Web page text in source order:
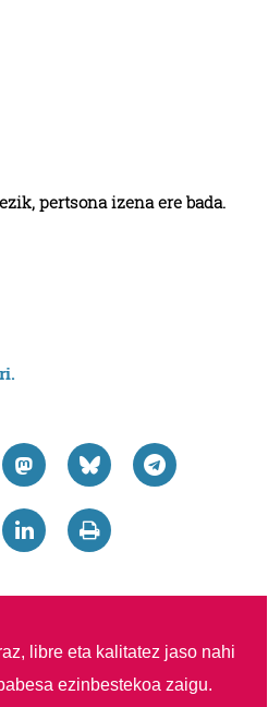
pertsona izena ere bada.
libre eta kalitatez jaso nahi
ezinbestekoa zaigu.